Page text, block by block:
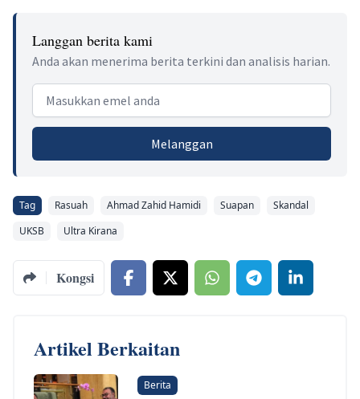
Langgan berita kami
Anda akan menerima berita terkini dan analisis harian.
Email address
Melanggan
Tag Rasuah Ahmad Zahid Hamidi Suapan
Skandal
UKSB
Ultra Kirana
Kongsi
Artikel Berkaitan
Berita